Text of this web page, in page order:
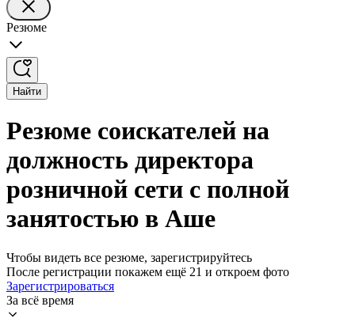
Резюме
Найти
Резюме соискателей на
должность директора
розничной сети с полной
занятостью в Аше
Чтобы видеть все резюме, зарегистрируйтесь
После регистрации покажем ещё 21 и откроем фото
Зарегистрироваться
За всё время